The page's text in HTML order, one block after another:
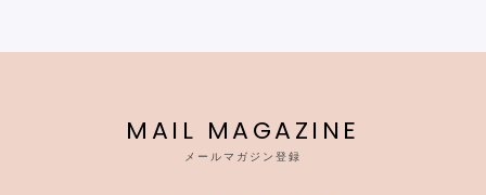
MAIL MAGAZINE
メールマガジン登録